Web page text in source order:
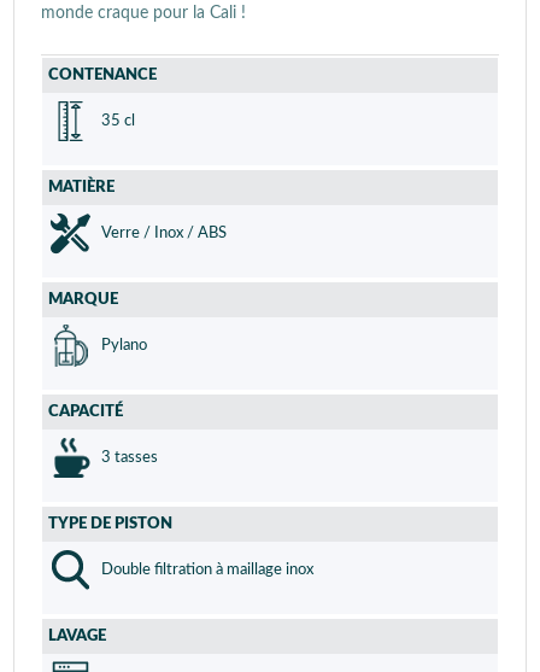
monde craque pour la Cali !
CONTENANCE
35 cl
MATIÈRE
Verre / Inox / ABS
MARQUE
Pylano
CAPACITÉ
3 tasses
TYPE DE PISTON
Double filtration à maillage inox
LAVAGE